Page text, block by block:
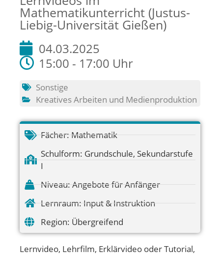
Mathematikunterricht (Justus-
Liebig-Universität Gießen)
04.03.2025
15:00 - 17:00 Uhr
Sonstige
Kreatives Arbeiten und Medienproduktion
Fächer: Mathematik
Schulform: Grundschule, Sekundarstufe
I
Niveau: Angebote für Anfänger
Lernraum: Input & Instruktion
Region: Übergreifend
Lernvideo, Lehrfilm, Erklärvideo oder Tutorial,